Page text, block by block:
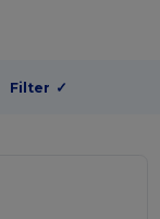
Filter ✓